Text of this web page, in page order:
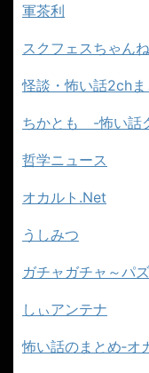
軍茶利
スクフェスちゃん
怪談・怖い話2chま
ちかとも -怖い話
哲学ニュース
オカルト.Net
うしみつ
ガチャガチャ～パ
しぃアンテナ
怖い話のまとめ‐オ